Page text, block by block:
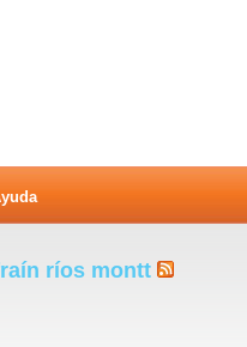
ríos montt